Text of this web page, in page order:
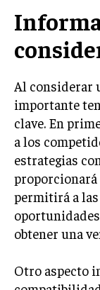
E-
PRECIOS
GESTIÓN
GESTIÓN
MÁS
Al considerar
importante
clave. En
a los
estrategias
proporcionará
permitirá a
obtener una
Otro aspecto